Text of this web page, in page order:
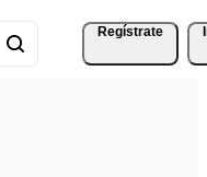
Regístrate